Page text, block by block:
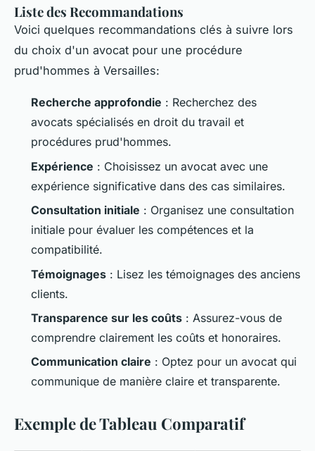
Liste des Recommandations
Voici quelques recommandations clés à suivre lors
du choix d'un avocat pour une procédure
prud'hommes à Versailles:
Recherche approfondie : Recherchez des
avocats spécialisés en droit du travail et
procédures prud'hommes.
Expérience : Choisissez un avocat avec une
expérience significative dans des cas similaires.
Consultation initiale : Organisez une consultation
initiale pour évaluer les compétences et la
compatibilité.
Témoignages : Lisez les témoignages des anciens
clients.
Transparence sur les coûts : Assurez-vous de
comprendre clairement les coûts et honoraires.
Communication claire : Optez pour un avocat qui
communique de manière claire et transparente.
Exemple de Tableau Comparatif